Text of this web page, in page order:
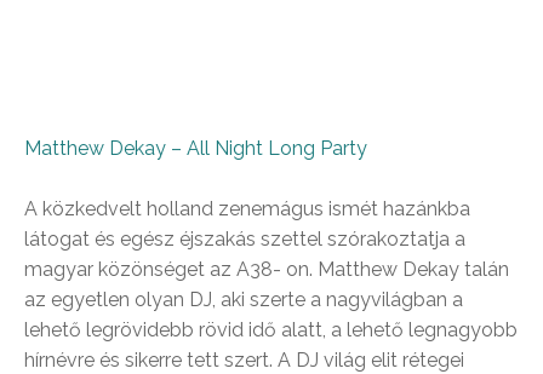
Matthew Dekay – All Night Long Party
A közkedvelt holland zenemágus ismét hazánkba
látogat és egész éjszakás szettel szórakoztatja a
magyar közönséget az A38- on. Matthew Dekay talán
az egyetlen olyan DJ, aki szerte a nagyvilágban a
lehető legrövidebb rövid idő alatt, a lehető legnagyobb
hírnévre és sikerre tett szert. A DJ világ elit rétegei